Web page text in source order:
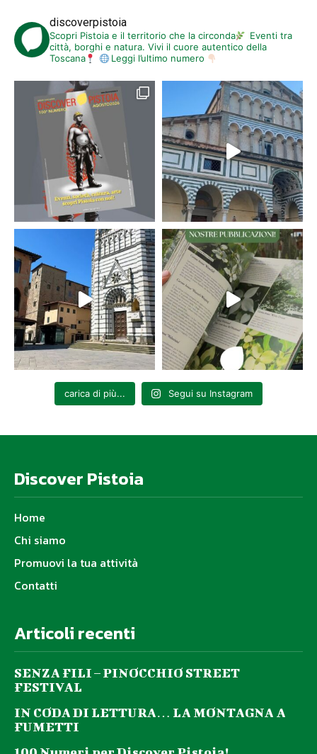
discoverpistoia
Scopri Pistoia e il territorio che la circonda
Eventi tra
città, borghi e natura. Vivi il cuore autentico della
Toscana
Leggi l’ultimo numero
carica di più... Segui su Instagram
Discover Pistoia
Home
Chi siamo
Promuovi la tua attività
Contatti
Articoli recenti
SENZA FILI – PINOCCHIO STREET
FESTIVAL
IN CODA DI LETTURA… LA MONTAGNA A
FUMETTI